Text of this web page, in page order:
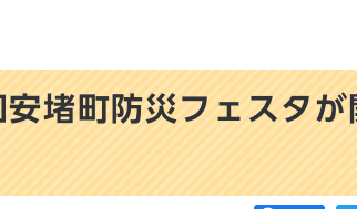
堵町防災フェスタが